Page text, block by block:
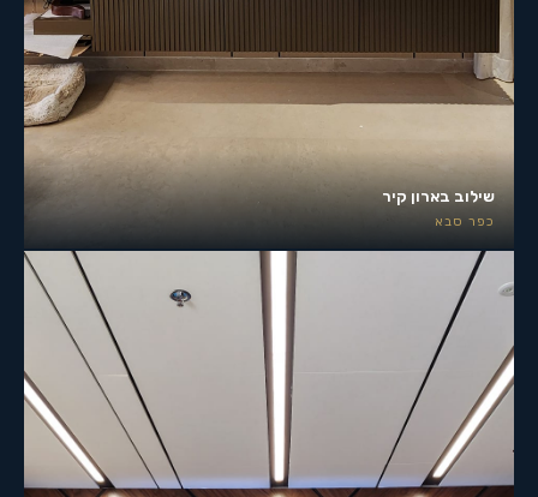
שילוב בארון קיר
כפר סבא